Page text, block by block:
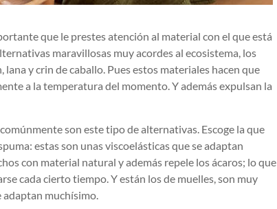
que le prestes atención al material con el que está
maravillosas muy acordes al ecosistema, los
y crin de caballo. Pues estos materiales hacen que
a la temperatura del momento. Y además expulsan la
son este tipo de alternativas. Escoge la que
estas son unas viscoelásticas que se adaptan
con material natural y además repele los ácaros; lo que
cada cierto tiempo. Y están los de muelles, son muy
adaptan muchísimo.